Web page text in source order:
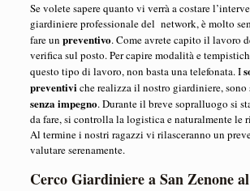
Se volete sapere quanto vi verrà a costare
giardiniere professionale del network, è molto
fare un preventivo. Come avrete capito il lavoro
verifica sul posto. Per capire modalità e
questo tipo di lavoro, non basta una telefonata. I
preventiviche realizza il nostro giardiniere, sono
senza impegno. Durante il breve sopralluogo si
da fare, si controlla la logistica e naturalmente le
Al termine i nostri ragazzi vi rilasceranno un
valutare serenamente.
Cerco Giardiniere a San Zenone